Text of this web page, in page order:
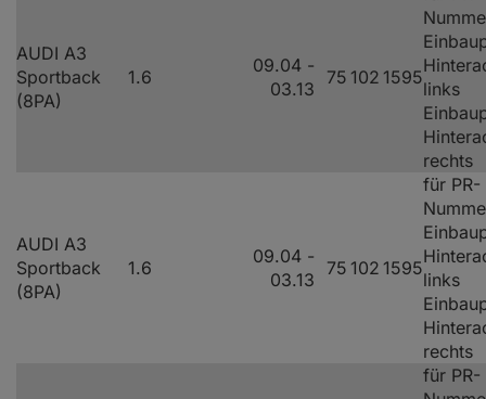
AUDI A3
Sportback
(8PA)
1.6
09.04 -
03.13
75 102 1595
links
rechts
AUDI A3
Sportback
(8PA)
1.6
09.04 -
03.13
75 102 1595
für PR-
links
rechts
für PR-